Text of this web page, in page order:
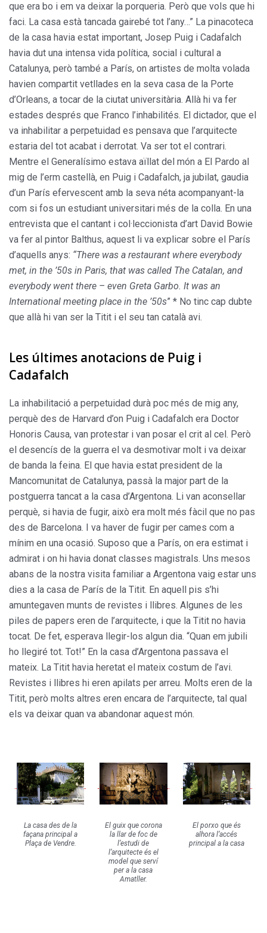
que era bo i em va deixar la porqueria. Però que vols que hi
faci. La casa està tancada gairebé tot l’any…” La pinacoteca
de la casa havia estat important, Josep Puig i Cadafalch
havia dut una intensa vida política, social i cultural a
Catalunya, però també a París, on artistes de molta volada
havien compartit vetllades en la seva casa de la Porte
d’Orleans, a tocar de la ciutat universitària. Allà hi va fer
estades després que Franco l’inhabilités. El dictador, que el
va inhabilitar a perpetuidad es pensava que l’arquitecte
estaria del tot acabat i derrotat. Va ser tot el contrari.
Mentre el Generalísimo estava aïllat del món a El Pardo al
mig de l’erm castellà, en Puig i Cadafalch, ja jubilat, gaudia
d’un París efervescent amb la seva néta acompanyant-la
com si fos un estudiant universitari més de la colla. En una
entrevista que el cantant i col·leccionista d’art David Bowie
va fer al pintor Balthus, aquest li va explicar sobre el París
d’aquells anys: “There was a restaurant where everybody
met, in the ’50s in Paris, that was called The Catalan, and
everybody went there – even Greta Garbo. It was an
International meeting place in the ’50s” * No tinc cap dubte
que allà hi van ser la Titit i el seu tan català avi.
Les últimes anotacions de Puig i
Cadafalch
La inhabilitació a perpetuidad durà poc més de mig any,
perquè des de Harvard d’on Puig i Cadafalch era Doctor
Honoris Causa, van protestar i van posar el crit al cel. Però
el desencís de la guerra el va desmotivar molt i va deixar
de banda la feina. El que havia estat president de la
Mancomunitat de Catalunya, passà la major part de la
postguerra tancat a la casa d’Argentona. Li van aconsellar
perquè, si havia de fugir, això era molt més fàcil que no pas
des de Barcelona. I va haver de fugir per cames com a
mínim en una ocasió. Suposo que a París, on era estimat i
admirat i on hi havia donat classes magistrals. Uns mesos
abans de la nostra visita familiar a Argentona vaig estar uns
dies a la casa de París de la Titit. En aquell pis s’hi
amuntegaven munts de revistes i llibres. Algunes de les
piles de papers eren de l’arquitecte, i que la Titit no havia
tocat. De fet, esperava llegir-los algun dia. “Quan em jubili
ho llegiré tot. Tot!” En la casa d’Argentona passava el
mateix. La Titit havia heretat el mateix costum de l’avi.
Revistes i llibres hi eren apilats per arreu. Molts eren de la
Titit, però molts altres eren encara de l’arquitecte, tal qual
els va deixar quan va abandonar aquest món.
La casa des de la
façana principal a
Plaça de Vendre.
El guix que corona
la llar de foc de
l’estudi de
l’arquitecte és el
model que serví
per a la casa
Amatller.
El porxo que és
alhora l’accés
principal a la casa